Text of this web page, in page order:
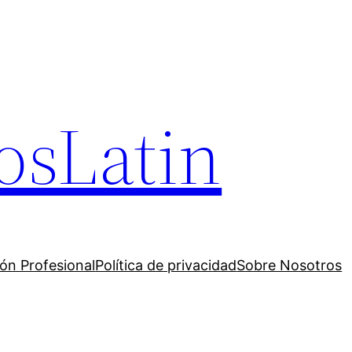
ProfesionalPolítica de privacidadSobre Nosotros